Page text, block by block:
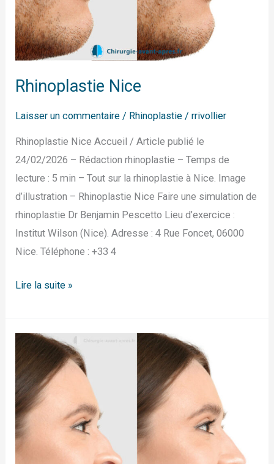
Rhinoplastie Nice
Laisser un commentaire / Rhinoplastie /rrivollier
Rhinoplastie Nice Accueil / Article publié le
24/02/2026 – Rédaction rhinoplastie – Temps de
lecture : 5 min – Tout sur la rhinoplastie à Nice. Image
d’illustration – Rhinoplastie Nice Faire une simulation de
rhinoplastie Dr Benjamin Pescetto Lieu d’exercice :
Institut Wilson (Nice). Adresse : 4 Rue Foncet, 06000
Nice. Téléphone : +33 4
Lire la suite »
Rhinoplastie
Toulouse